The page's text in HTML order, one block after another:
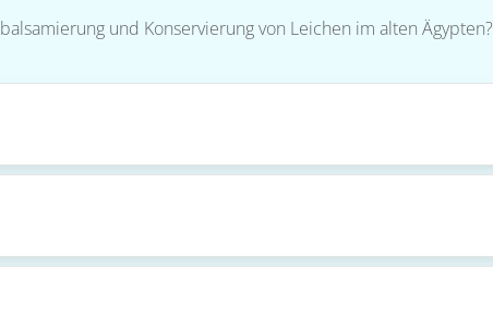
und Konservierung von Leichen im alten Ägypten?